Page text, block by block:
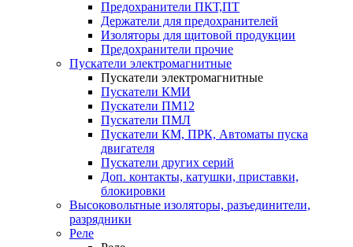
Предохранители ПКТ,ПТ
Держатели для предохранителей
Изоляторы для щитовой продукции
Предохранители прочие
Пускатели электромагнитные
Пускатели электромагнитные
Пускатели КМИ
Пускатели ПМ12
Пускатели ПМЛ
Пускатели КМ, ПРК, Автоматы пуска
двигателя
Пускатели других серий
Доп. контакты, катушки, приставки,
блокировки
Высоковольтные изоляторы, разъединители,
разрядники
Реле